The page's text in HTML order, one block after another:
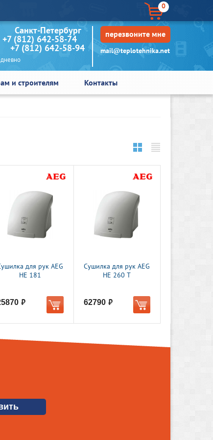
0
Петербург
+7 (812) 642-58-74
+7 (812) 642-58-94
перезвоните мне
mail@teplotehnika.net
и строителям Контакты
для рук AEG
HE 181
руб.
Сушилка для рук AEG
HE 260 T
62790 руб.